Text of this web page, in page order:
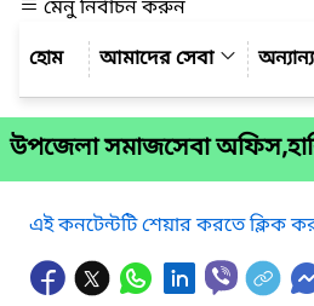
মেনু নির্বাচন করুন
আমাদের সেবা
উপজেলা সমাজসেবা
এই কনটেন্টটি শেয়ার করতে ক্লিক